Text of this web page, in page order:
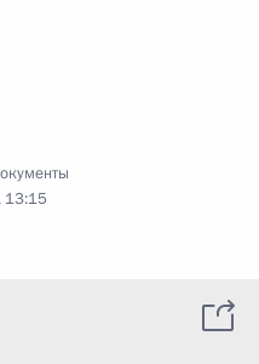
13:15